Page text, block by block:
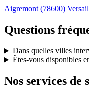
Aigremont (78600)
Questions
Dans quelles villes
Êtes-vous disponibles
Nos services de